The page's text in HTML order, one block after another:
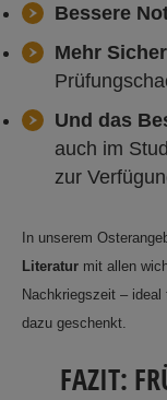
Bessere
Mehr
Und das
auch im
zur
In unserem
Literatur mit allen
Nachkriegszeit –
dazu geschenkt.
FAZIT: